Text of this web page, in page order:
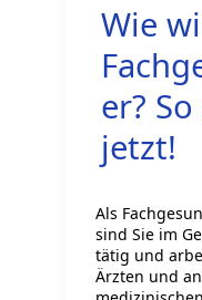
Wie
er?
jetzt!
Als
sind Sie im
tätig und
Ärzten und